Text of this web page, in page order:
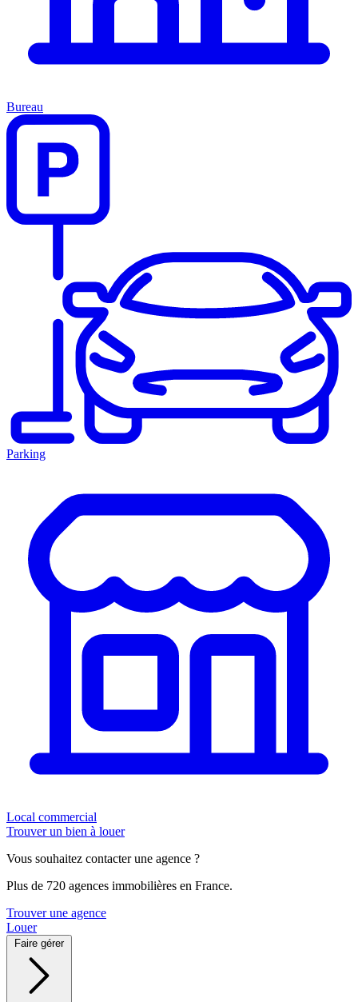
Bureau
Parking
Local commercial
Trouver un bien à louer
Vous souhaitez contacter une agence ?
Plus de 720 agences immobilières en France.
Trouver une agence
Louer
Faire gérer